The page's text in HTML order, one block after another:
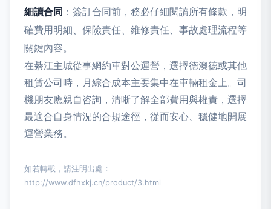
細讀合同 ：簽訂合同前，務必仔細閱讀所有條款，明
確費用明細、保險責任、維修責任、事故處理流程等
關鍵內容。
在綦江主城從事網約車對公運營，選擇德澳德或其他
租賃公司時，月綜合成本主要集中在車輛租金上。司
機朋友應親自咨詢，清晰了解全部費用與權責，選擇
最適合自身情況的合規途徑，從而安心、穩健地開展
運營業務。
如若轉載，請注明出處：
http://www.dfhxkj.cn/product/3.html